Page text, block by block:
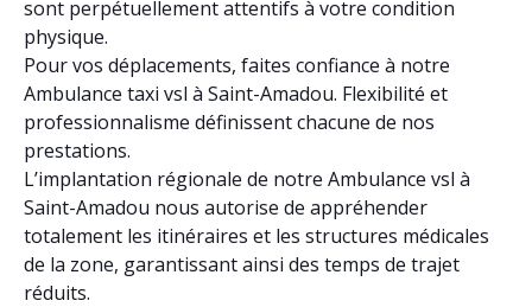
sont perpétuellement attentifs à votre condition
physique.
Pour vos déplacements, faites confiance à notre
Ambulance taxi vsl à Saint-Amadou. Flexibilité et
professionnalisme définissent chacune de nos
prestations.
L’implantation régionale de notre Ambulance vsl à
Saint-Amadou nous autorise de appréhender
totalement les itinéraires et les structures médicales
de la zone, garantissant ainsi des temps de trajet
réduits.